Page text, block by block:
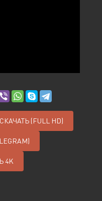
СКАЧАТЬ (FULL HD)
4K